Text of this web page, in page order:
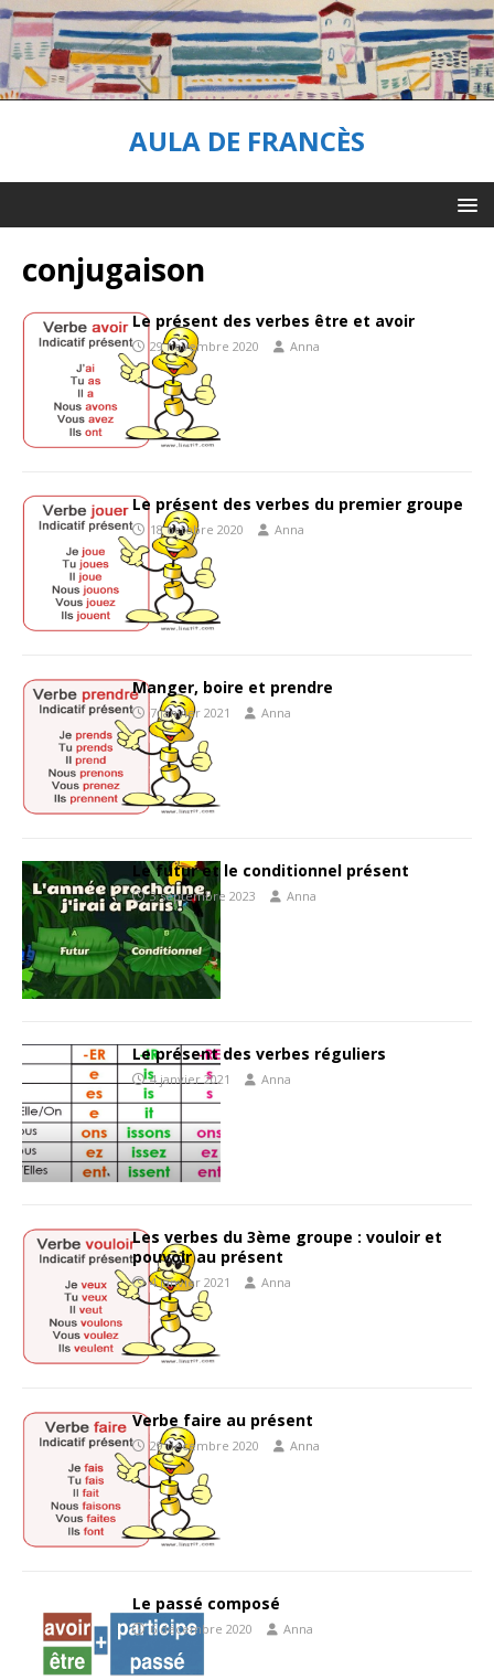
AULA DE FRANCÈS
conjugaison
Le présent des verbes être et avoir
29 novembre 2020 Anna
Le présent des verbes du premier groupe
18 octobre 2020 Anna
Manger, boire et prendre
7 janvier 2021 Anna
Le futur et le conditionnel présent
3 septembre 2023 Anna
Le présent des verbes réguliers
4 janvier 2021 Anna
Les verbes du 3ème groupe : vouloir et
pouvoir au présent
4 janvier 2021 Anna
Verbe faire au présent
29 décembre 2020 Anna
Le passé composé
6 décembre 2020 Anna